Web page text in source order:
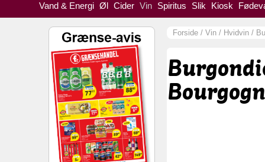
Vand & Energi Øl Cider Vin Spiritus Slik Kiosk
Forside / Vin / Hvidvin /